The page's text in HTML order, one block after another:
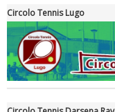
Circolo Tennis Lugo